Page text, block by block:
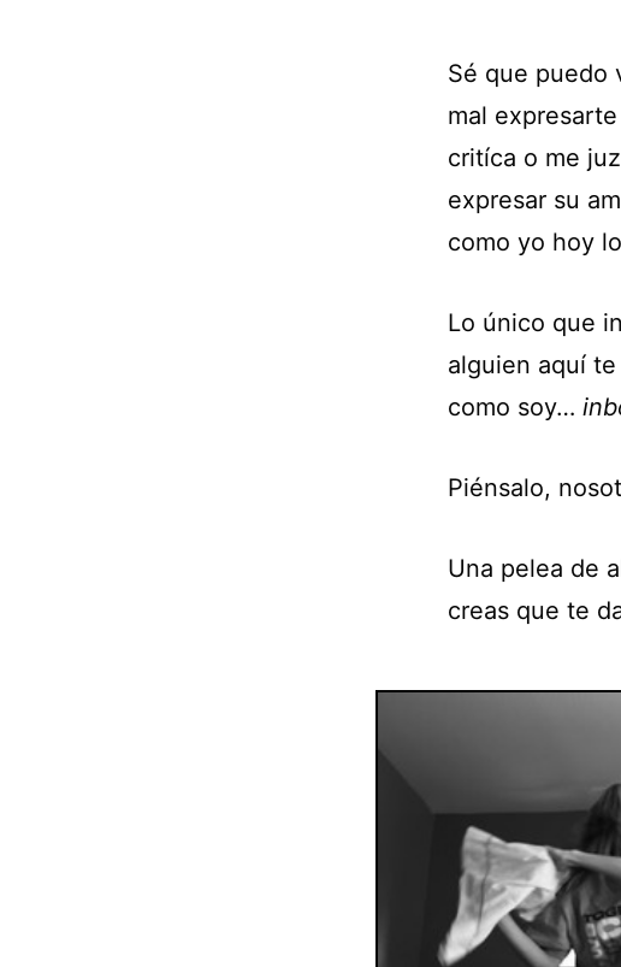
Sé que puedo
mal
critíca o me
expresar su
como yo hoy
Lo único que
alguien aquí
como soy…
Piénsalo,
Una pelea de
creas que te